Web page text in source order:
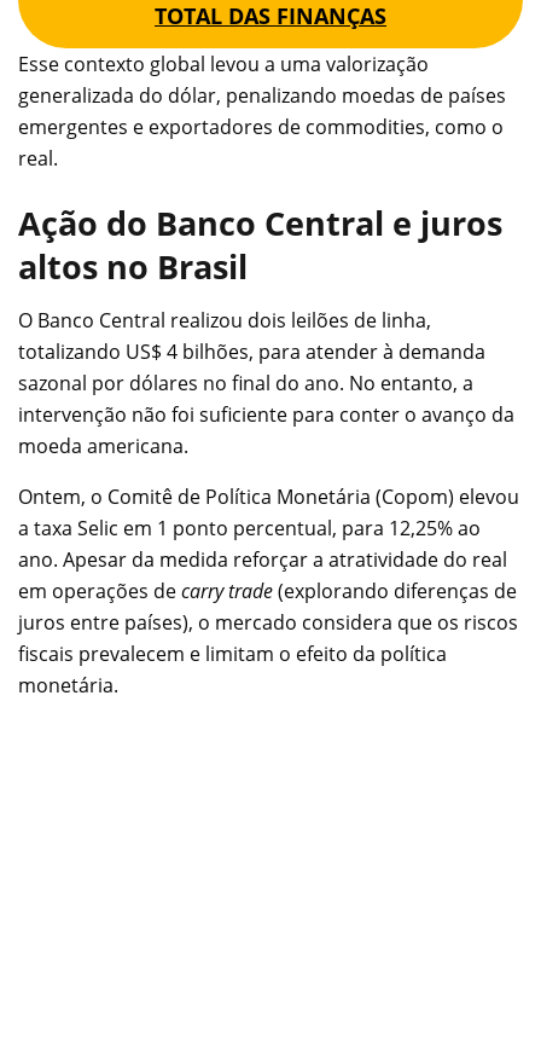
TOTAL DAS FINANÇAS
Esse contexto global levou a uma valorização
generalizada do dólar, penalizando moedas de países
emergentes e exportadores de commodities, como o
real.
Ação do Banco Central e juros
altos no Brasil
O Banco Central realizou dois leilões de linha,
totalizando US$ 4 bilhões, para atender à demanda
sazonal por dólares no final do ano. No entanto, a
intervenção não foi suficiente para conter o avanço da
moeda americana.
Ontem, o Comitê de Política Monetária (Copom) elevou
a taxa Selic em 1 ponto percentual, para 12,25% ao
ano. Apesar da medida reforçar a atratividade do real
em operações decarry trade(explorando diferenças de
juros entre países), o mercado considera que os riscos
fiscais prevalecem e limitam o efeito da política
monetária.